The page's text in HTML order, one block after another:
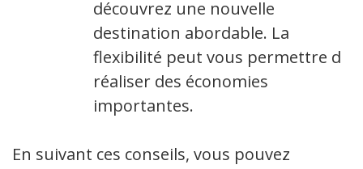
découvrez une nouvelle
destination abordable. La
flexibilité peut vous permettre de
réaliser des économies
importantes.
En suivant ces conseils, vous pouvez